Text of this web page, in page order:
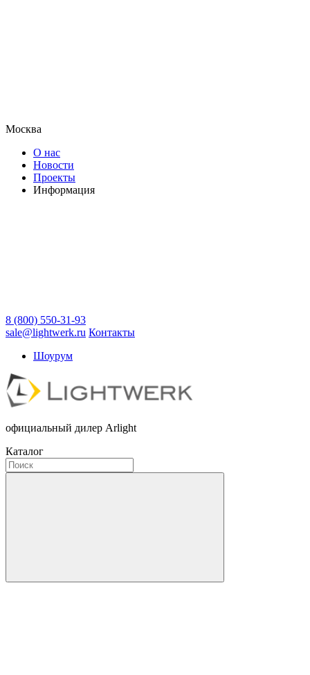
Москва
О нас
Новости
Проекты
Информация
8 (800) 550-31-93
sale@lightwerk.ru Контакты
Шоурум
официальный дилер Arlight
Каталог